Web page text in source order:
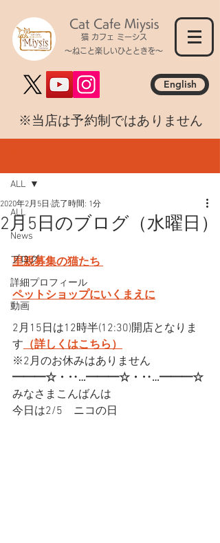
Cat Cafe Miysis
猫 カフェ ミーシス
～ねこと楽しいひとときを～
English
​※当店は予約制ではありません
ALL
News
ブログ
詳細プロフィール
動画
ALL
2月5日のブログ（水曜日）
2020年2月5日 読了時間: 1分
里親募集の猫たち
ペットショップにいくまえに
2月15日は12時半(12:30)開店となりま
す（詳しくはこちら）
※2月のお休みはありません
━━━☆・‥…━━━☆・‥…━━━☆
みなさまこんばんは
今日は2/5　ニコの日